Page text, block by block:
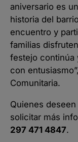
aniversario es
historia del
encuentro y
familias
festejo continúa
con
Comunitaria.
Quienes
solicitar más
297 471 4847.